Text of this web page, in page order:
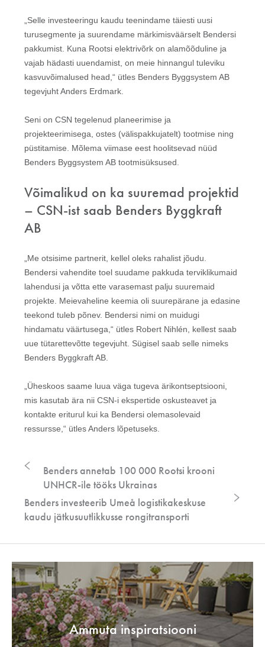
„Selle investeeringu kaudu teenindame täiesti uusi
turusegmente ja suurendame märkimisväärselt Bendersi
pakkumist. Kuna Rootsi elektrivõrk on alamõõduline ja
vajab hädasti uuendamist, on meie hinnangul tuleviku
kasvuvõimalused head,“ ütles Benders Byggsystem AB
tegevjuht Anders Erdmark.
Seni on CSN tegelenud planeerimise ja
projekteerimisega, ostes (välispakkujatelt) tootmise ning
püstitamise. Mõlema viimase eest hoolitsevad nüüd
Benders Byggsystem AB tootmisüksused.
Võimalikud on ka suuremad projektid
– CSN-ist saab Benders Byggkraft
AB
„Me otsisime partnerit, kellel oleks rahalist jõudu.
Bendersi vahendite toel suudame pakkuda terviklikumaid
lahendusi ja võtta ette varasemast palju suuremaid
projekte. Meievaheline keemia oli suurepärane ja edasine
teekond tuleb põnev. Bendersi nimi on muidugi
hindamatu väärtusega,“ ütles Robert Nihlén, kellest saab
uue tütarettevõtte tegevjuht. Sügisel saab selle nimeks
Benders Byggkraft AB.
„Üheskoos saame luua väga tugeva ärikontseptsiooni,
mis kasutab ära nii CSN-i ekspertide oskusteavet ja
kontakte eriturul kui ka Bendersi olemasolevaid
ressursse,“ ütles Anders lõpetuseks.
Benders annetab 100 000 Rootsi krooni
UNHCR-ile tööks Ukrainas
Benders investeerib Umeå logistikakeskuse
kaudu jätkusuutlikkusse rongitransporti
Ammuta inspiratsiooni